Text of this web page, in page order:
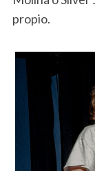
propio.